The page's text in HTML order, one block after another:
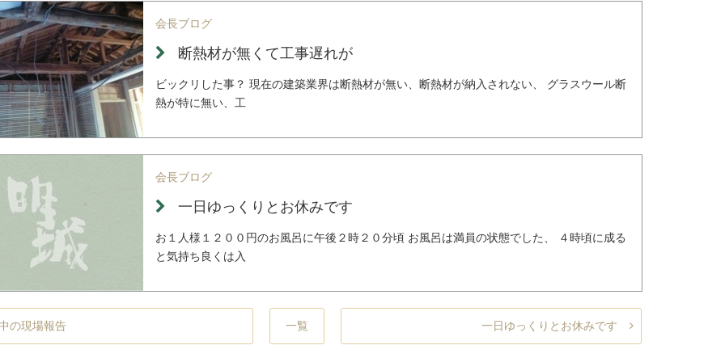
会長ブログ
断熱材が無くて工事遅れが
ビックリした事？ 現在の建築業界は断熱材が無い、断熱材が納入されない、 グラスウール断
熱が特に無い、工
会長ブログ
一日ゆっくりとお休みです
お１人様１２００円のお風呂に午後２時２０分頃 お風呂は満員の状態でした、 ４時頃に成る
と気持ち良くは入
の現場報告 一覧 一日ゆっくりとお休みです